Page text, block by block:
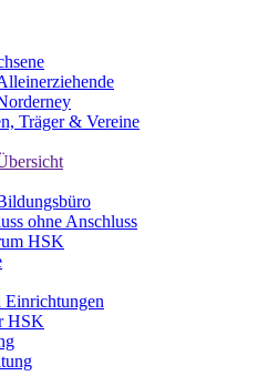
Träger & Vereine
ohne Anschluss
HSK
Einrichtungen
HSK